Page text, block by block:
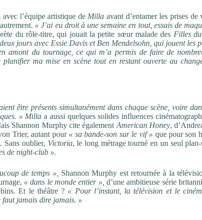
l’équipe artistique de Milla avant d’entamer les prises de
« J’ai eu droit à une semaine en tout, essais de
du rôle-titre, qui jouait la petite sœur malade des Filles
jours avec Essie Davis et Ben Mendelsohn, qui jouent les
du tournage, ce qui m’a permis de faire de
ma mise en scène tout en restant ouverte au
être présents simultanément dans chaque scène, voire
» Milla a aussi quelques solides influences
Shannon Murphy cite également American Honey,
Trier, autant pour « sa bande-son sur le vif » que pour son
Sans oublier, Victoria, le long métrage tourné en un seul plan-
de night-club ».
de temps »,
Shannon Murphy est retournée à la
« dans le monde entier », d’une ambitieuse série
Et le théâtre ? « Pour l’instant, la télévision et le
faut jamais dire jamais. »